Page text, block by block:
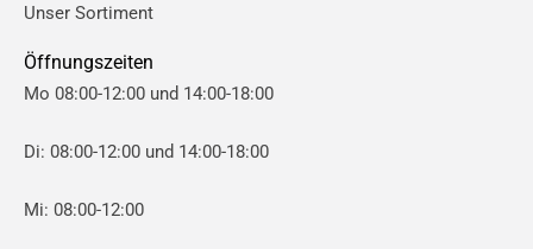
Unser Sortiment
Öffnungszeiten
Mo 08:00-12:00 und 14:00-18:00
Di: 08:00-12:00 und 14:00-18:00
Mi: 08:00-12:00